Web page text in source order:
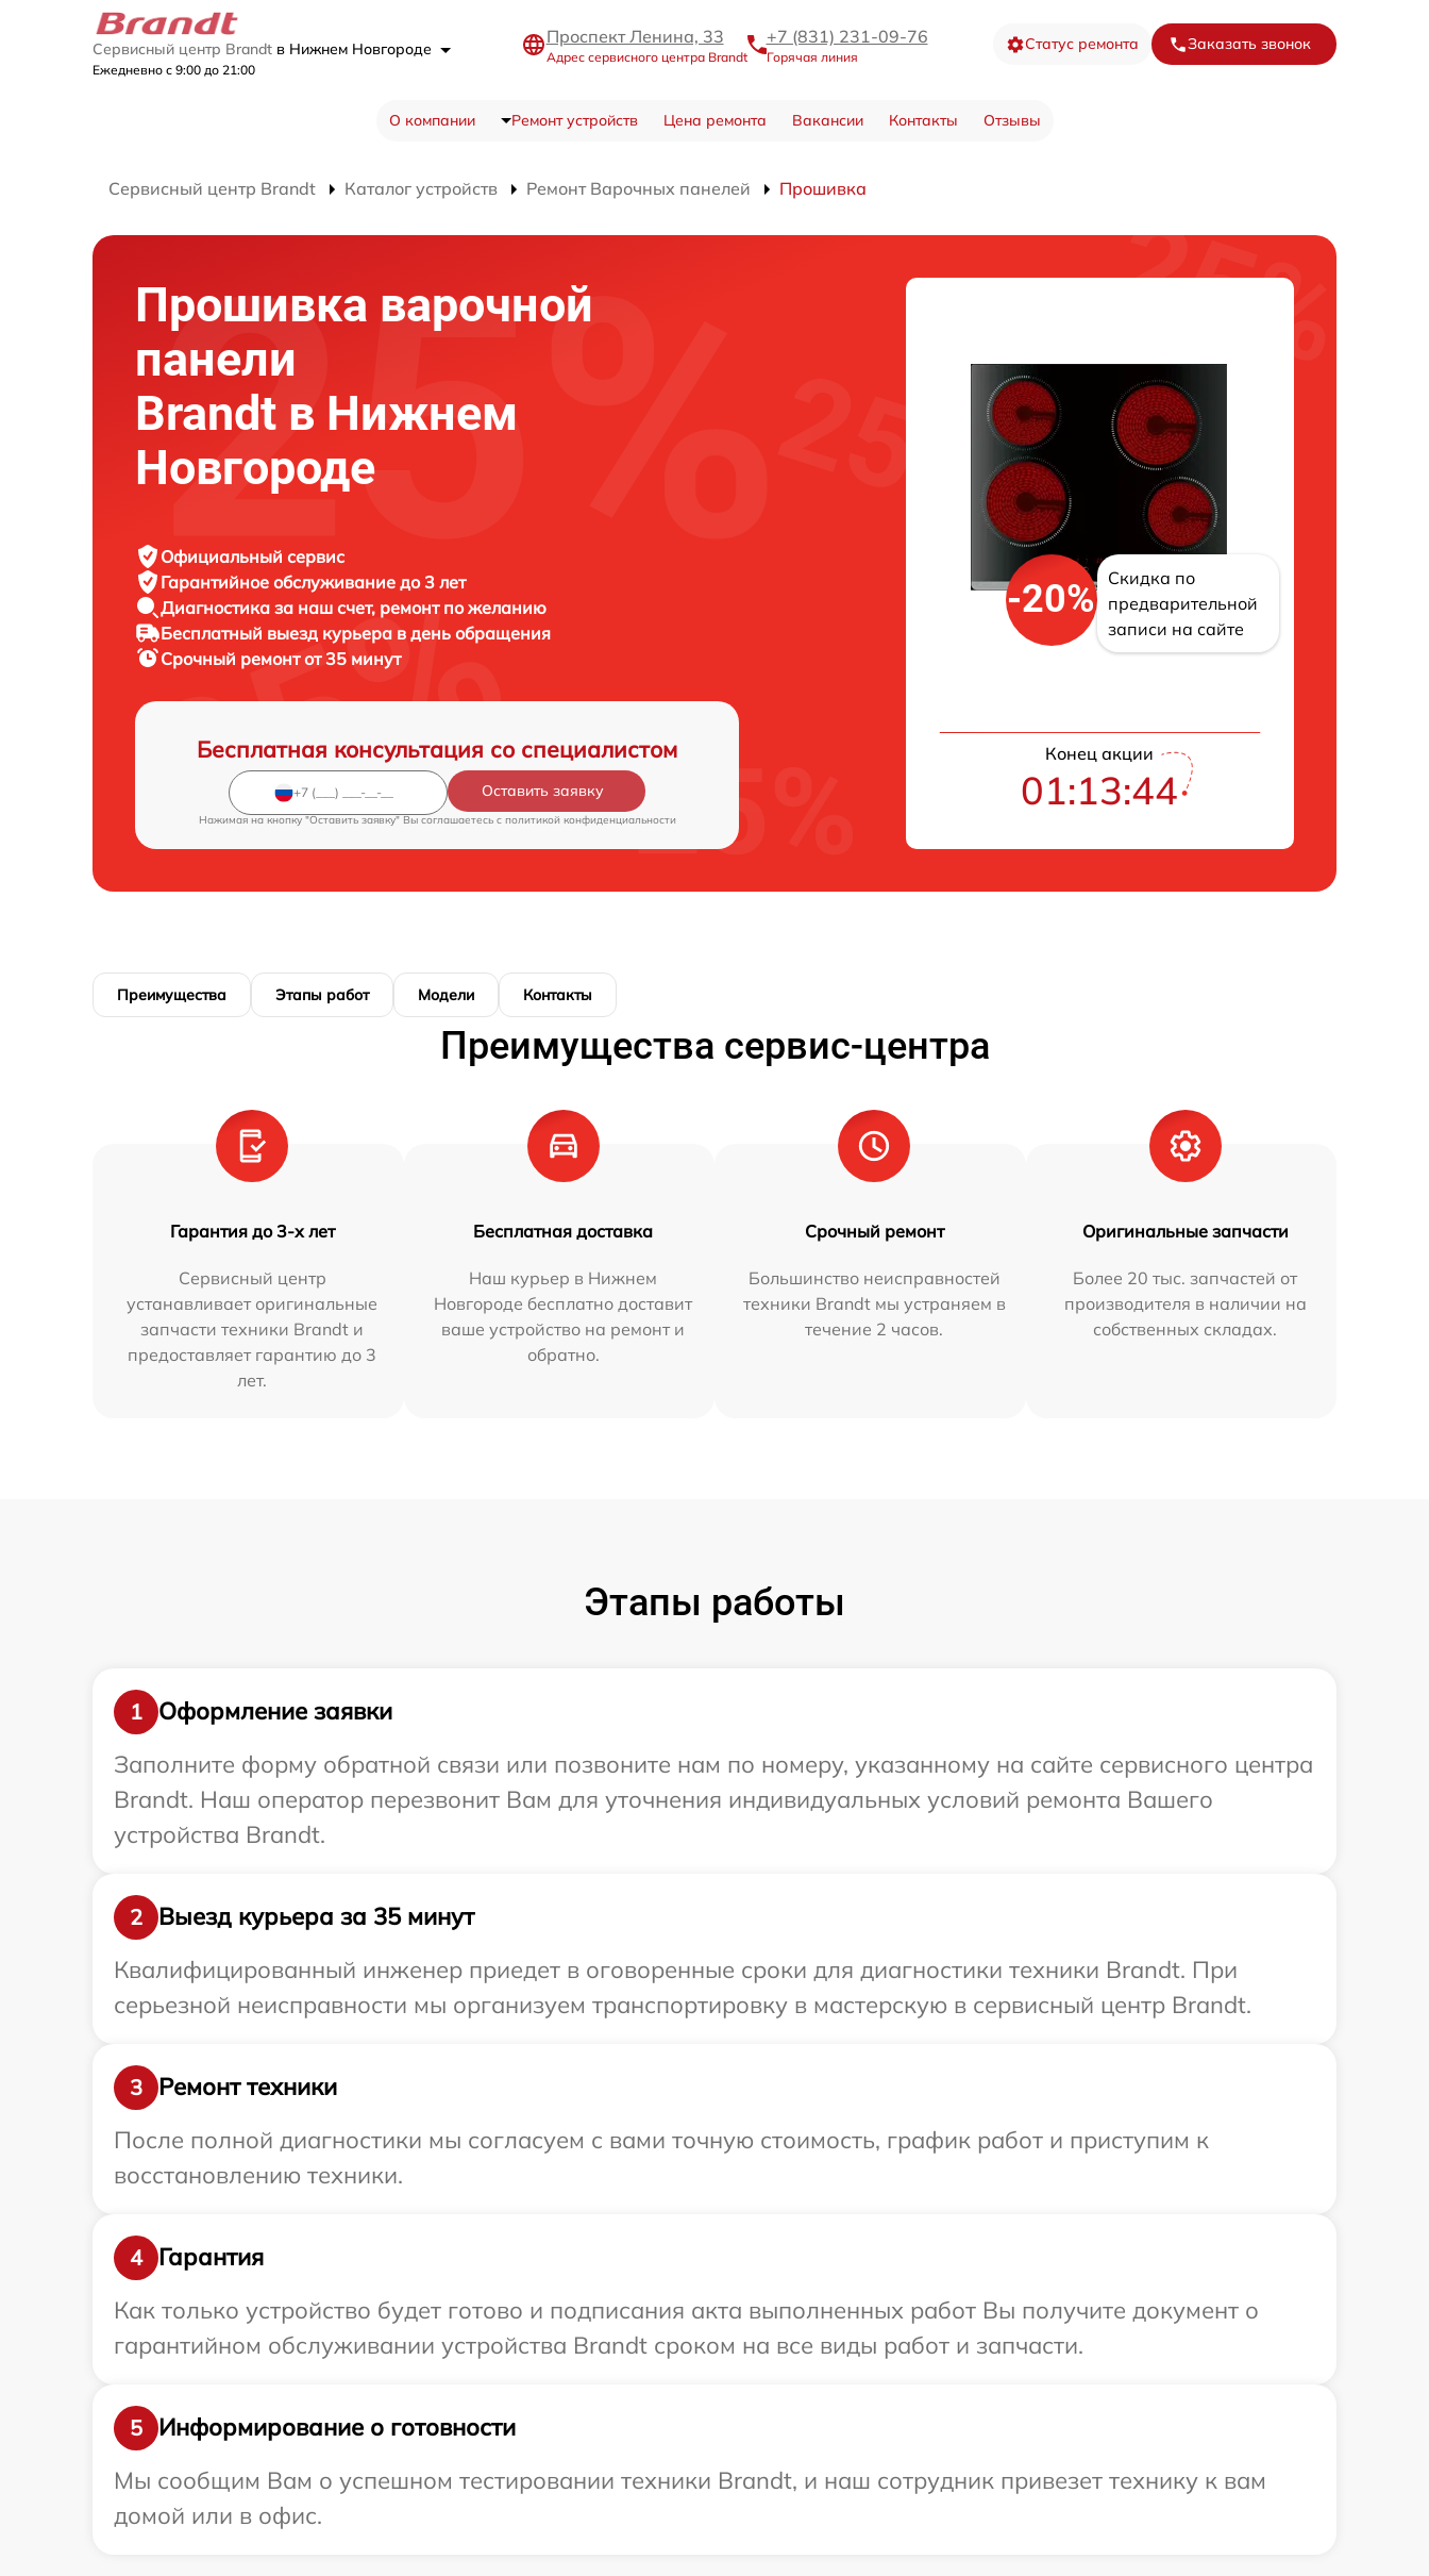
Сервисный центр Brandt в Нижнем Новгороде
Ежедневно с 9:00 до 21:00
Проспект Ленина, 33
Адрес сервисного центра Brandt
+7 (831) 231-09-76
Горячая линия
Статус ремонта Заказать звонок
О компании Ремонт устройств Цена ремонта Вакансии Контакты Отзывы
Сервисный центр Brandt Каталог устройств Ремонт Варочных панелей Прошивка
Прошивка варочной
панели
Brandt в Нижнем
Новгороде
Официальный сервис
Гарантийное обслуживание до 3 лет
Диагностика за наш счет, ремонт по желанию
Бесплатный выезд курьера в день обращения
Срочный ремонтот 35 минут
Бесплатная консультация со специалистом
Оставить заявку
Нажимая на кнопку "Оставить заявку" Вы соглашаетесь c политикой конфиденциальности
-20%
Скидка по
предварительной
записи на сайте
Конец акции
01:13:42
Преимущества Этапы работ Модели Контакты
Преимущества сервис-центра
Гарантия до 3-х лет
Сервисный центр
устанавливает оригинальные
запчасти техники Brandt и
предоставляет гарантию до 3
лет.
Бесплатная доставка
Наш курьер в Нижнем
Новгороде бесплатно доставит
ваше устройство на ремонт и
обратно.
Срочный ремонт
Большинство неисправностей
техники Brandt мы устраняем в
течение 2 часов.
Оригинальные запчасти
Более 20 тыс. запчастей от
производителя в наличии на
собственных складах.
Этапы работы
1
Оформление заявки
Заполните форму обратной связи или позвоните нам по номеру, указанному на сайте сервисного центра
Brandt. Наш оператор перезвонит Вам для уточнения индивидуальных условий ремонта Вашего
устройства Brandt.
2
Выезд курьера за 35 минут
Квалифицированный инженер приедет в оговоренные сроки для диагностики техники Brandt. При
серьезной неисправности мы организуем транспортировку в мастерскую в сервисный центр Brandt.
3
Ремонт техники
После полной диагностики мы согласуем с вами точную стоимость, график работ и приступим к
восстановлению техники.
4
Гарантия
Как только устройство будет готово и подписания акта выполненных работ Вы получите документ о
гарантийном обслуживании устройства Brandt сроком на все виды работ и запчасти.
5
Информирование о готовности
Мы сообщим Вам о успешном тестировании техники Brandt, и наш сотрудник привезет технику к вам
домой или в офис.